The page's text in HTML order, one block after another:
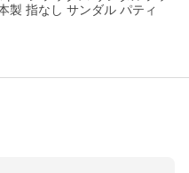
製 指なし サンダル パティ